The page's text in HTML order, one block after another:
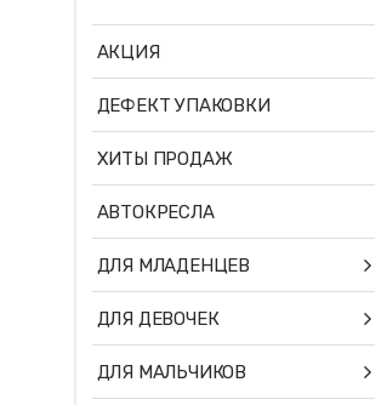
АКЦИЯ
ДЕФЕКТ УПАКОВКИ
ХИТЫ ПРОДАЖ
АВТОКРЕСЛА
ДЛЯ МЛАДЕНЦЕВ
ДЛЯ ДЕВОЧЕК
ДЛЯ МАЛЬЧИКОВ